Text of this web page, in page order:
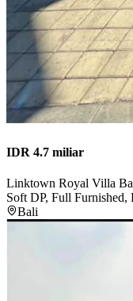
IDR 4.7 miliar
Linktown Royal Villa
Soft DP, Full
Bali